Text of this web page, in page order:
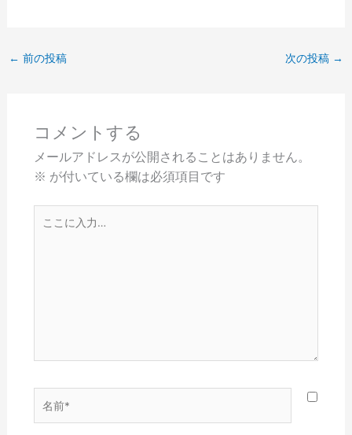
← 前の投稿 次の投稿 →
コメントする
メールアドレスが公開されることはありません。
※ が付いている欄は必須項目です